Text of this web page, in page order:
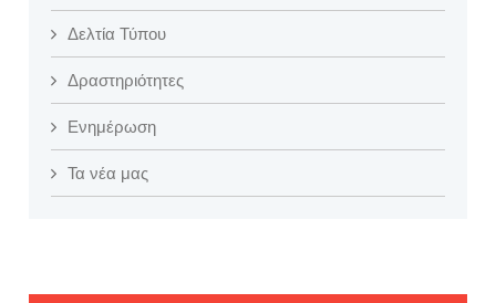
Δελτία Τύπου
Δραστηριότητες
Ενημέρωση
Τα νέα μας